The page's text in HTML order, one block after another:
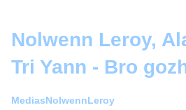
Nolwenn Leroy,
Tri Yann - Bro
MediasNolwennLeroy